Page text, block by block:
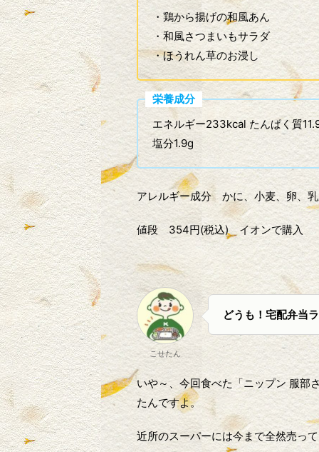
・鶏から揚げの和風あん
・和風さつまいもサラダ
・ほうれん草のお浸し
栄養成分
エネルギー233kcal たんぱく質
塩分1.9g
アレルギー成分 かに、小麦、卵、
値段 354円(税込) イオンで購入
こせたん
どうも！宅配弁当
いや～、今回食べた「ニップン 服部
たんですよ。
近所のスーパーには今まで全然売っ